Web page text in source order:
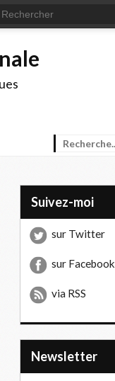
Suivez-moi
sur Twitter
sur Facebook
via RSS
Newsletter